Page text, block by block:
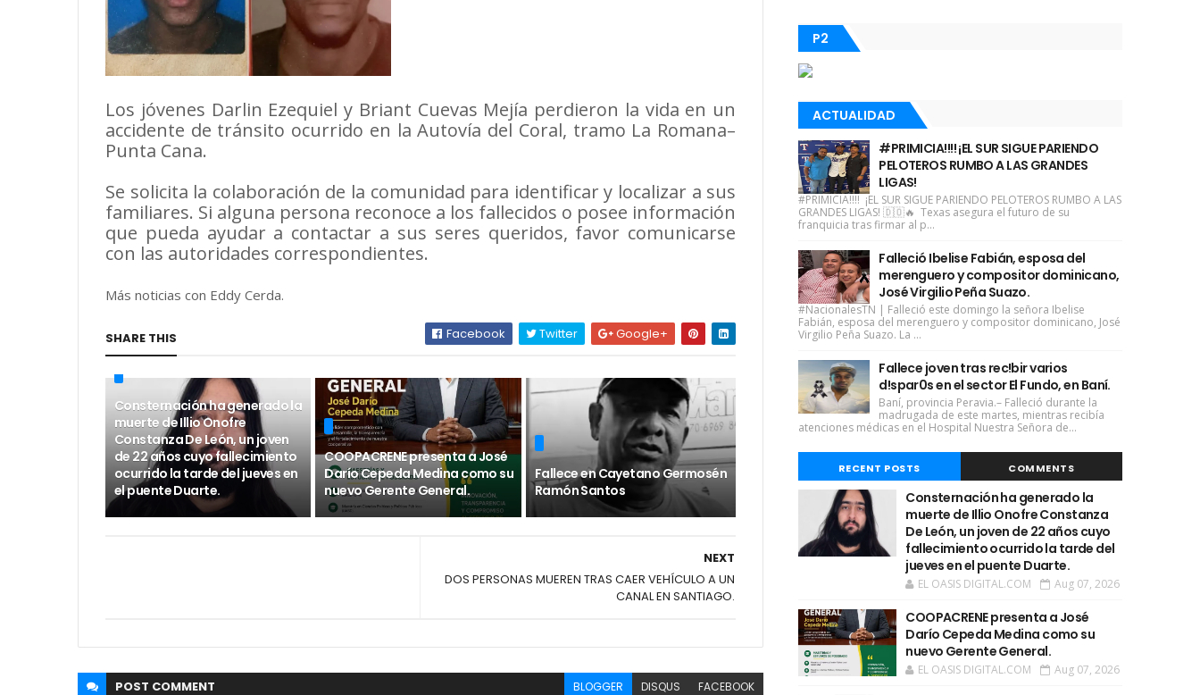
Los jóvenes Darlin Ezequiel y Briant Cuevas Mejía perdieron la vida en un
accidente de tránsito ocurrido en la Autovía del Coral, tramo La Romana–
Punta Cana.
Se solicita la colaboración de la comunidad para identificar y localizar a sus
familiares. Si alguna persona reconoce a los fallecidos o posee información
que pueda ayudar a contactar a sus seres queridos, favor comunicarse
con las autoridades correspondientes.
Más noticias con Eddy Cerda.
SHARE THIS Facebook Twitter Google+
Consternación ha generado la
muerte de Illio Onofre
Constanza De León, un joven
de 22 años cuyo fallecimiento
ocurrido la tarde del jueves en
el puente Duarte.
COOPACRENE presenta a José
Darío Cepeda Medina como su
nuevo Gerente General.
Fallece en Cayetano Germosén
Ramón Santos
NEXT
DOS PERSONAS MUEREN TRAS CAER VEHÍCULO A UN
CANAL EN SANTIAGO.
POST COMMENT BLOGGER DISQUS FACEBOOK
P2
ACTUALIDAD
#PRIMICIA!!!! ¡EL SUR SIGUE PARIENDO
PELOTEROS RUMBO A LAS GRANDES
LIGAS!
#PRIMICIA!!!! ¡EL SUR SIGUE PARIENDO PELOTEROS RUMBO A LAS
GRANDES LIGAS! 🇩🇴🔥 Texas asegura el futuro de su
franquicia tras firmar al p...
Falleció Ibelise Fabián, esposa del
merenguero y compositor dominicano,
José Virgilio Peña Suazo.
#NacionalesTN | Falleció este domingo la señora Ibelise
Fabián, esposa del merenguero y compositor dominicano, José
Virgilio Peña Suazo. La ...
Fallece joven tras rec!bir varios
d!spar0s en el sector El Fundo, en Baní.
Baní, provincia Peravia.– Falleció durante la
madrugada de este martes, mientras recibía
atenciones médicas en el Hospital Nuestra Señora de...
RECENT POSTS COMMENTS
Consternación ha generado la
muerte de Illio Onofre Constanza
De León, un joven de 22 años cuyo
fallecimiento ocurrido la tarde del
jueves en el puente Duarte.
EL OASIS DIGITAL.COM Aug 07, 2026
COOPACRENE presenta a José
Darío Cepeda Medina como su
nuevo Gerente General.
EL OASIS DIGITAL.COM Aug 07, 2026